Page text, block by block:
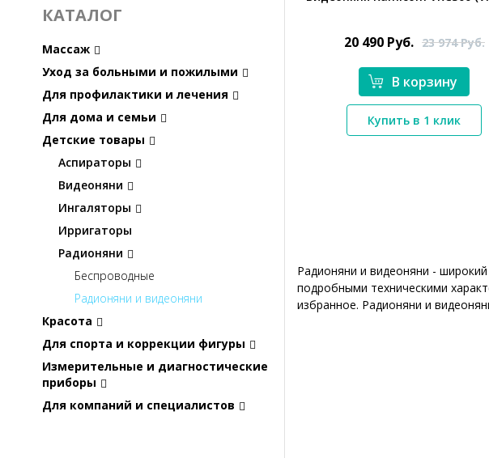
КАТАЛОГ
Массаж
Уход за больными и пожилыми
Для профилактики и лечения
Для дома и семьи
Детские товары
Аспираторы
Видеоняни
Ингаляторы
Ирригаторы
Радионяни
Беспроводные
Радионяни и видеоняни
Красота
Для спорта и коррекции фигуры
Измерительные и диагностические
приборы
Для компаний и специалистов
*}
20 490 Руб. 23 974Руб.
В корзину
Купить в 1 клик
Радионяни и видеоняни -
подробными техническими
избранное. Радионяни и